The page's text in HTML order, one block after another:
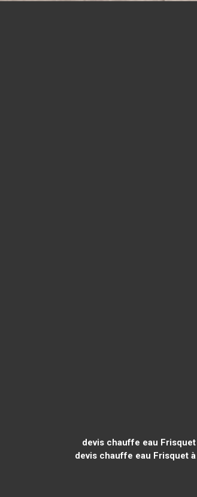
devis chauffe eau Frisquet
devis chauffe eau Frisquet